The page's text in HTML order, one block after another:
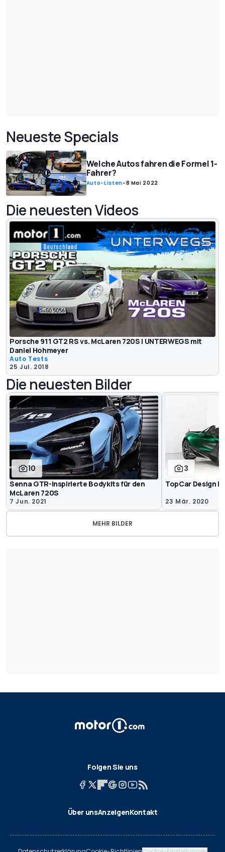
Neueste Specials
Welche Autos fahren die Formel 1-
Fahrer?
Auto-Listen-8 Mai 2022
Die neuesten Videos
Porsche 911 GT2 RS vs. McLaren 720S | UNTERWEGS mit
Daniel Hohmeyer
Auto Tests
25 Jul. 2018
Die neuesten Bilder
10
Senna GTR-inspirierte Bodykits für den
McLaren 720S
7 Jun. 2021
3
TopCar Design
23 Mär. 2020
MEHR BILDER
Folgen Sie uns
Über unsAnzeigenKontakt